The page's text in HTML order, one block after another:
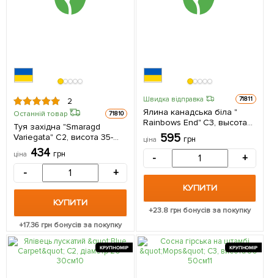
2
Останній товар 71810
Туя західна "Smaragd
Variegata" С2, висота 35-
45см 1 саджанець в
упаковці
ціна 434 грн
- +
КУПИТИ
+17.36 грн бонусів за покупку
Швидка відправка 71811
Ялина канадська біла "
Rainbows End" С3, высота
25-30см 1 саджанець в
упаковці
ціна 595 грн
- +
КУПИТИ
+23.8 грн бонусів за покупку
КРУПНОМІР КРУПНОМІР